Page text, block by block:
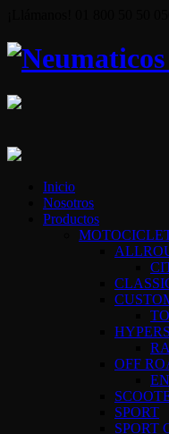
Inicio
Nosotros
Productos
OFF
SPORT
SPORT